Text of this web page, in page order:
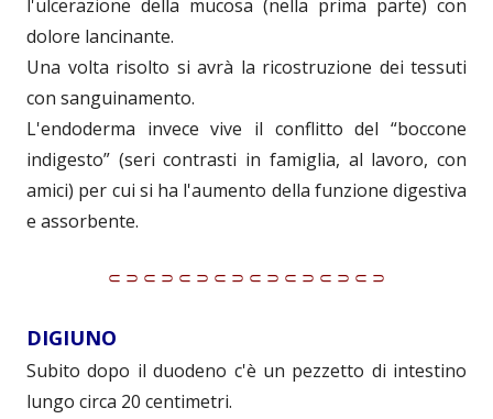
l'ulcerazione della mucosa (nella prima parte) con
dolore lancinante.
Una volta risolto si avrà la ricostruzione dei tessuti
con sanguinamento.
L'endoderma invece vive il conflitto del “boccone
indigesto” (seri contrasti in famiglia, al lavoro, con
amici) per cui si ha l'aumento della funzione digestiva
e assorbente.
⸦⸧⸦⸧⸦⸧⸦⸧⸦⸧⸦⸧⸦⸧⸦⸧
DIGIUNO
Subito dopo il duodeno c'è un pezzetto di intestino
lungo circa 20 centimetri.